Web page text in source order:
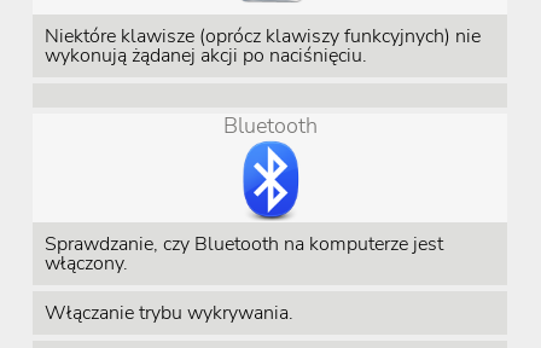
Niektóre klawisze (oprócz klawiszy funkcyjnych) nie
wykonują żądanej akcji po naciśnięciu.
Bluetooth
Sprawdzanie, czy Bluetooth na komputerze jest
włączony.
Włączanie trybu wykrywania.